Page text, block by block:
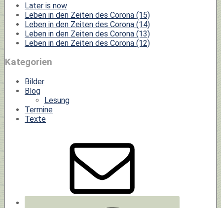
Later is now
Leben in den Zeiten des Corona (15)
Leben in den Zeiten des Corona (14)
Leben in den Zeiten des Corona (13)
Leben in den Zeiten des Corona (12)
Kategorien
Bilder
Blog
Lesung
Termine
Texte